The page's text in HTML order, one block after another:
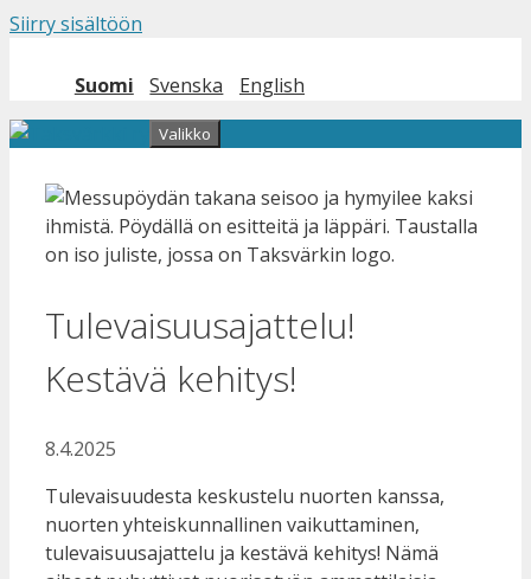
Siirry sisältöön
Suomi Svenska English
Valikko
Tulevaisuusajattelu!
Kestävä kehitys!
8.4.2025
Tulevaisuudesta keskustelu nuorten kanssa,
nuorten yhteiskunnallinen vaikuttaminen,
tulevaisuusajattelu ja kestävä kehitys! Nämä